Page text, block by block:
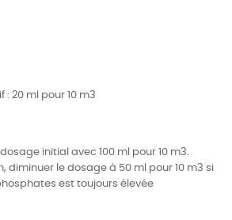
20 ml pour 10 m3
initial avec 100 ml pour 10 m3.
diminuer le dosage à 50 ml pour 10 m3 si
est toujours élevée